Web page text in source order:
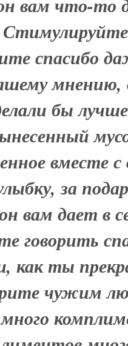
спасибо
мнению,
бы
вместе
за
вам дает в
говорить
как ты
чужим